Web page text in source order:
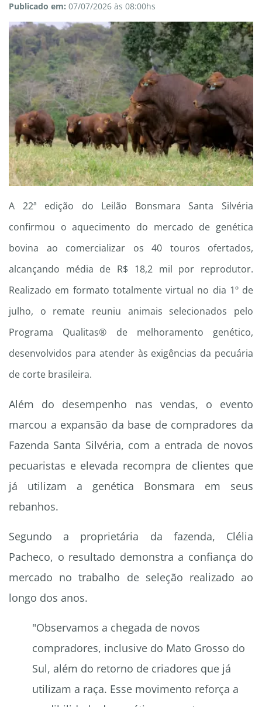
Publicado em: 07/07/2026 às 08:00hs
A 22ª edição do Leilão Bonsmara Santa Silvéria
confirmou o aquecimento do mercado de genética
bovina ao comercializar os 40 touros ofertados,
alcançando média de R$ 18,2 mil por reprodutor.
Realizado em formato totalmente virtual no dia 1º de
julho, o remate reuniu animais selecionados pelo
Programa Qualitas® de melhoramento genético,
desenvolvidos para atender às exigências da pecuária
de corte brasileira.
Além do desempenho nas vendas, o evento
marcou a expansão da base de compradores da
Fazenda Santa Silvéria, com a entrada de novos
pecuaristas e elevada recompra de clientes que
já utilizam a genética Bonsmara em seus
rebanhos.
Segundo a proprietária da fazenda, Clélia
Pacheco, o resultado demonstra a confiança do
mercado no trabalho de seleção realizado ao
longo dos anos.
"Observamos a chegada de novos
compradores, inclusive do Mato Grosso do
Sul, além do retorno de criadores que já
utilizam a raça. Esse movimento reforça a